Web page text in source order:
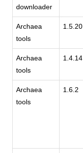
downloader
Archaea
tools
1.5.20
Archaea
tools
1.4.14
Archaea
tools
1.6.2